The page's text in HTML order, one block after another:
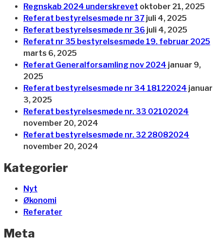
Regnskab 2024 underskrevet oktober 21, 2025
Referat bestyrelsesmøde nr 37 juli 4, 2025
Referat bestyrelsesmøde nr 36 juli 4, 2025
Referat nr 35 bestyrelsesmøde 19. februar 2025
marts 6, 2025
Referat Generalforsamling nov 2024 januar 9,
2025
Referat bestyrelsesmøde nr 34 18122024 januar
3, 2025
Referat bestyrelsesmøde nr. 33 02102024
november 20, 2024
Referat bestyrelsesmøde nr. 32 28082024
november 20, 2024
Kategorier
Nyt
Økonomi
Referater
Meta